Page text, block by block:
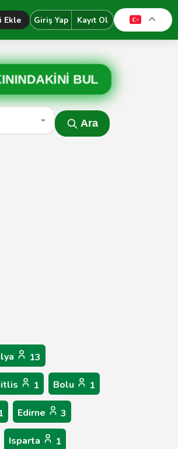
Ekle Giriş Yap Kayıt Ol
BUL
Ara
13
1 Bolu 1
Edirne 3
Isparta 1